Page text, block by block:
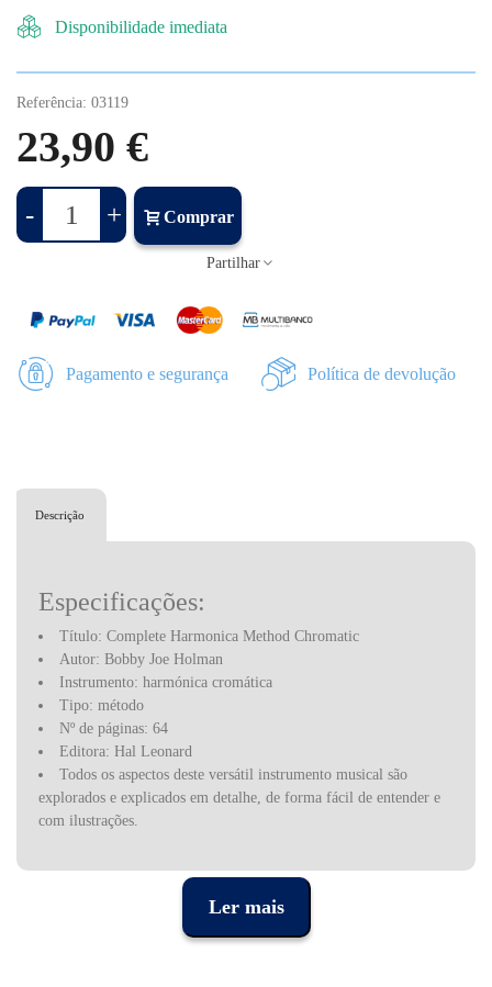
Disponibilidade imediata
Referência: 03119
23,90 €
- + Comprar
Partilhar
Pagamento e segurança Política de devolução
Descrição
Especificações:
Título: Complete Harmonica Method Chromatic
Autor: Bobby Joe Holman
Instrumento: harmónica cromática
Tipo: método
Nº de páginas: 64
Editora: Hal Leonard
Todos os aspectos deste versátil instrumento musical são
explorados e explicados em detalhe, de forma fácil de entender e
com ilustrações.
- Concepção e construção da harmónica
- Respiração correta e posições das mãos
Ler mais